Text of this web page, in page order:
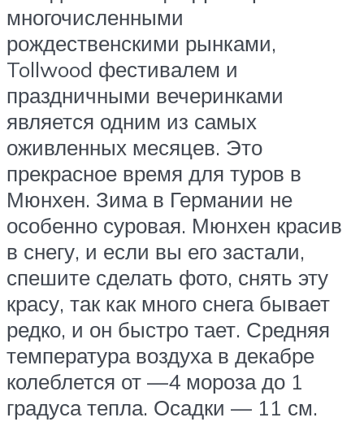
многочисленными
рождественскими рынками,
Tollwood фестивалем и
праздничными вечеринками
является одним из самых
оживленных месяцев. Это
прекрасное время для туров в
Мюнхен. Зима в Германии не
особенно суровая. Мюнхен красив
в снегу, и если вы его застали,
спешите сделать фото, снять эту
красу, так как много снега бывает
редко, и он быстро тает. Средняя
температура воздуха в декабре
колеблется от —4 мороза до 1
градуса тепла. Осадки — 11 см.